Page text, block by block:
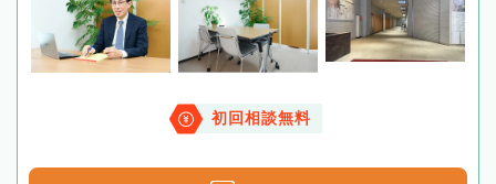
初回相談無料